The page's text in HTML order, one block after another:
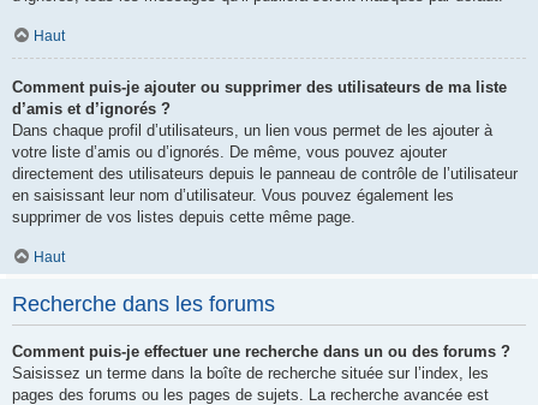
Haut
Comment puis-je ajouter ou supprimer des utilisateurs de ma liste
d’amis et d’ignorés ?
Dans chaque profil d’utilisateurs, un lien vous permet de les ajouter à
votre liste d’amis ou d’ignorés. De même, vous pouvez ajouter
directement des utilisateurs depuis le panneau de contrôle de l’utilisateur
en saisissant leur nom d’utilisateur. Vous pouvez également les
supprimer de vos listes depuis cette même page.
Haut
Recherche dans les forums
Comment puis-je effectuer une recherche dans un ou des forums ?
Saisissez un terme dans la boîte de recherche située sur l’index, les
pages des forums ou les pages de sujets. La recherche avancée est